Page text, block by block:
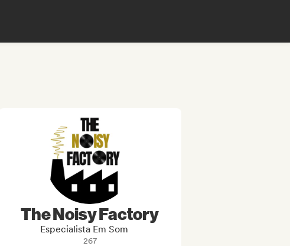
The Noisy Factory
Especialista Em Som
267